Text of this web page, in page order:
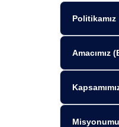
Politikamız
Amacımız